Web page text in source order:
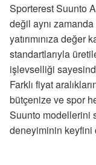
Sporterest Suunto
değil aynı
yatırımınıza değer
standartlarıyla
işlevselliği
Farklı fiyat
bütçenize ve spor
Suunto modellerini
deneyiminin keyfini